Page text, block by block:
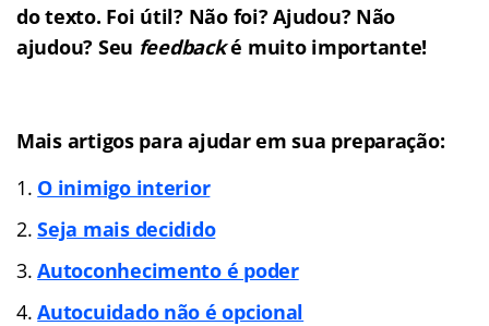
do texto. Foi útil? Não foi? Ajudou? Não
ajudou? Seu feedbacké muito importante!
Mais artigos para ajudar em sua preparação:
O inimigo interior
Seja mais decidido
Autoconhecimento é poder
Autocuidado não é opcional